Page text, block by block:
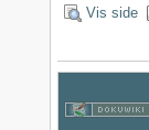
Vis side